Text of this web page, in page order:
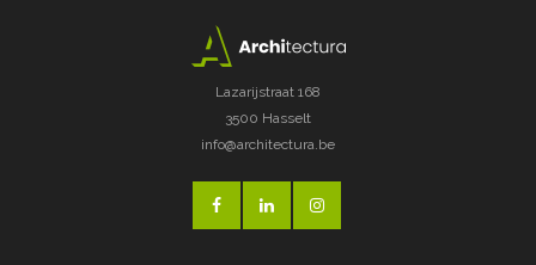
Lazarijstraat 168
3500 Hasselt
info@architectura.be